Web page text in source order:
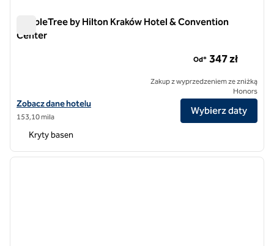
DoubleTree by Hilton Kraków Hotel & Convention
Center
Zobacz szczegóły hotelu DoubleTree by Hilton Kraków Hotel &
Zobacz dane hotelu
153,10 mila
Od* 347 zł
Zakup z wyprzedzeniem ze zniżką
Honors
Wybierz daty
Kryty basen
1 z 12